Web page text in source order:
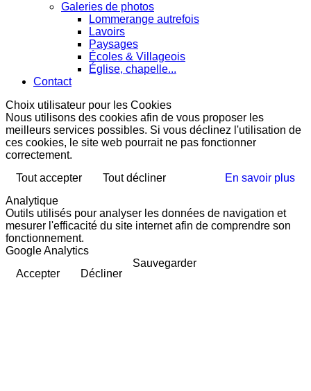
Galeries de photos
Lommerange autrefois
Lavoirs
Paysages
Écoles & Villageois
Église, chapelle...
Contact
Choix utilisateur pour les Cookies
Nous utilisons des cookies afin de vous proposer les
meilleurs services possibles. Si vous déclinez l'utilisation de
ces cookies, le site web pourrait ne pas fonctionner
correctement.
Tout accepter
Tout décliner
En savoir plus
Analytique
Outils utilisés pour analyser les données de navigation et
mesurer l'efficacité du site internet afin de comprendre son
fonctionnement.
Google Analytics
Accepter
Décliner
Sauvegarder